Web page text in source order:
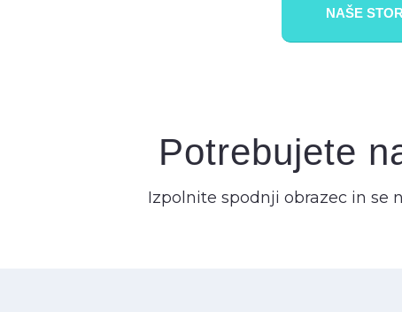
NAŠE
Potrebujete
Izpolnite spodnji obrazec in se